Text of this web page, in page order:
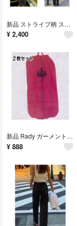
新品 ストライプ柄 スラックス ワイドパンツ レディース 黒 Sサイズ レギンス
¥ 2,400
新品 Rady ガーメント 二枚セット コートカバー アウターカバー 衣類
¥ 888